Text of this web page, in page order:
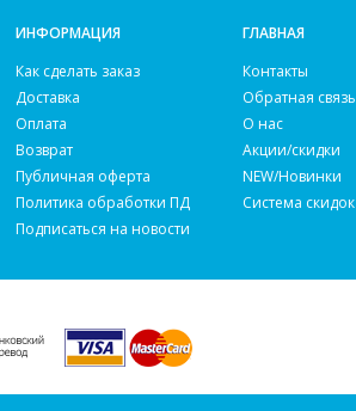
ИНФОРМАЦИЯ
Как сделать заказ
Доставка
Оплата
Возврат
Публичная оферта
Политика обработки ПД
Подписаться на новости
ГЛАВНАЯ
Контакты
Обратная связь
О нас
Акции/скидки
NEW/Новинки
Система скидок